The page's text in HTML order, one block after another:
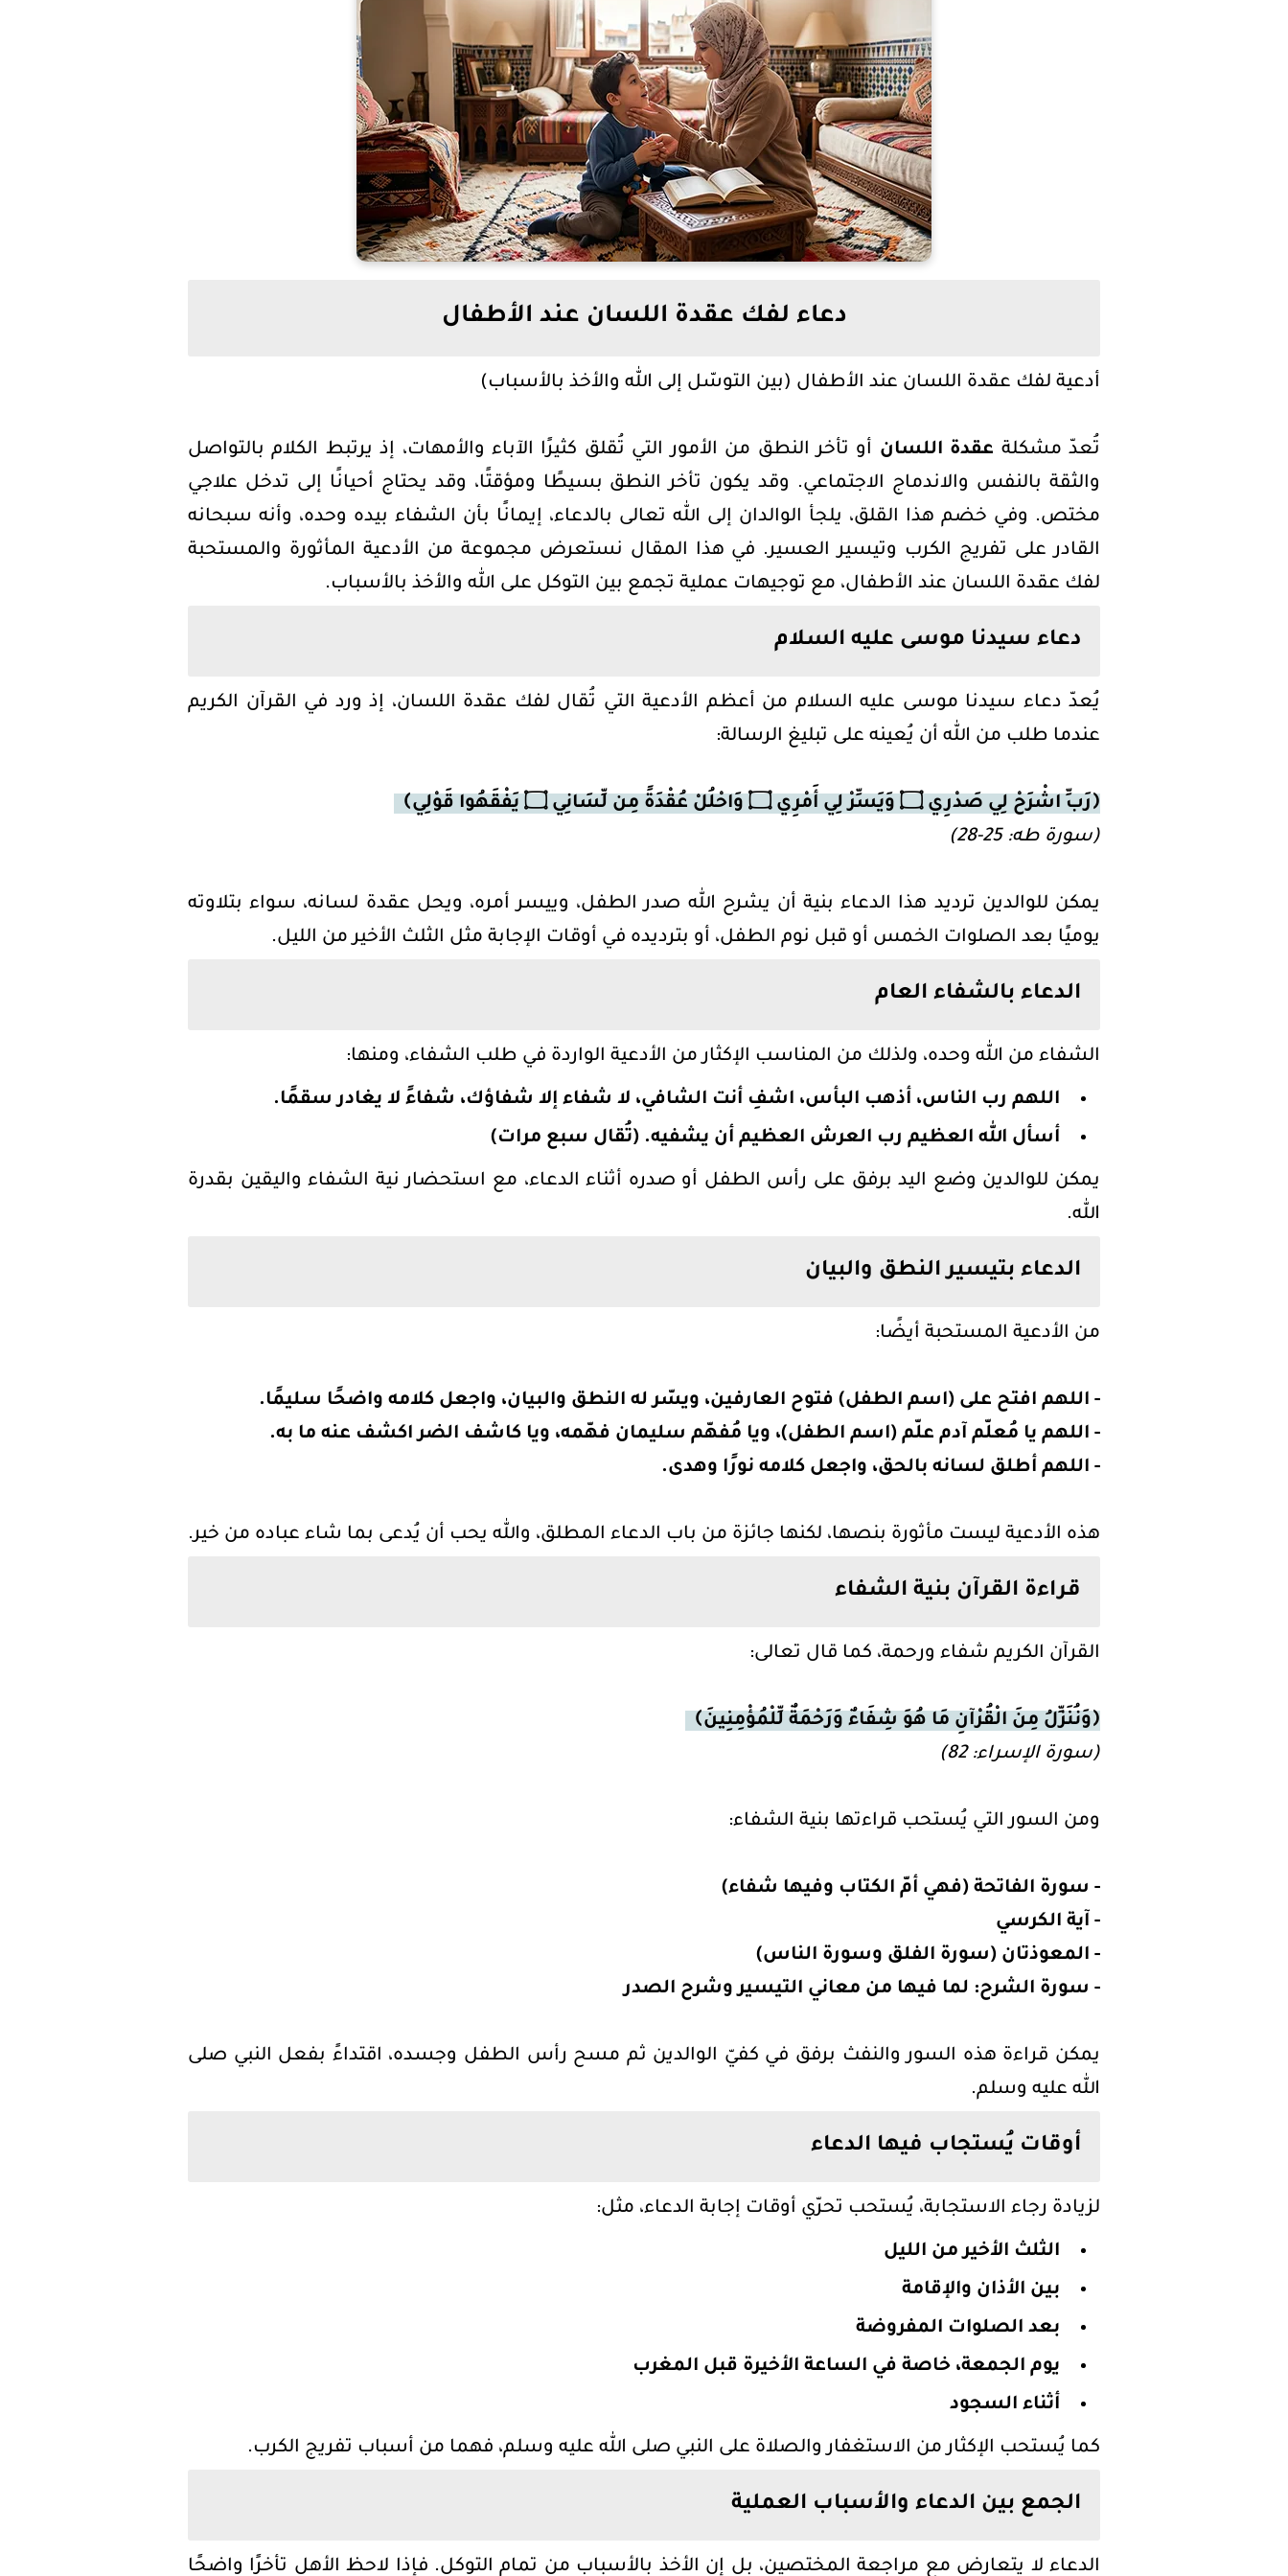
دعاء لفك عقدة اللسان عند الأطفال
أدعية لفك عقدة اللسان عند الأطفال (بين التوسّل إلى الله والأخذ بالأسباب)
تُعدّ مشكلة عقدة اللسان أو تأخر النطق من الأمور التي تُقلق كثيرًا الآباء والأمهات، إذ يرتبط الكلام بالتواصل
والثقة بالنفس والاندماج الاجتماعي. وقد يكون تأخر النطق بسيطًا ومؤقتًا، وقد يحتاج أحيانًا إلى تدخل علاجي
مختص. وفي خضم هذا القلق، يلجأ الوالدان إلى الله تعالى بالدعاء، إيمانًا بأن الشفاء بيده وحده، وأنه سبحانه
القادر على تفريج الكرب وتيسير العسير. في هذا المقال نستعرض مجموعة من الأدعية المأثورة والمستحبة
لفك عقدة اللسان عند الأطفال، مع توجيهات عملية تجمع بين التوكل على الله والأخذ بالأسباب.
دعاء سيدنا موسى عليه السلام
يُعدّ دعاء سيدنا موسى عليه السلام من أعظم الأدعية التي تُقال لفك عقدة اللسان، إذ ورد في القرآن الكريم
عندما طلب من الله أن يُعينه على تبليغ الرسالة:
﴿رَبِّ اشْرَحْ لِي صَدْرِي ۝ وَيَسِّرْ لِي أَمْرِي ۝ وَاحْلُلْ عُقْدَةً مِن لِّسَانِي ۝ يَفْقَهُوا قَوْلِي﴾
(سورة طه: 25-28)
يمكن للوالدين ترديد هذا الدعاء بنية أن يشرح الله صدر الطفل، وييسر أمره، ويحل عقدة لسانه، سواء بتلاوته
يوميًا بعد الصلوات الخمس أو قبل نوم الطفل، أو بترديده في أوقات الإجابة مثل الثلث الأخير من الليل.
الدعاء بالشفاء العام
الشفاء من الله وحده، ولذلك من المناسب الإكثار من الأدعية الواردة في طلب الشفاء، ومنها:
اللهم رب الناس، أذهب البأس، اشفِ أنت الشافي، لا شفاء إلا شفاؤك، شفاءً لا يغادر سقمًا.
أسأل الله العظيم رب العرش العظيم أن يشفيه. (تُقال سبع مرات)
يمكن للوالدين وضع اليد برفق على رأس الطفل أو صدره أثناء الدعاء، مع استحضار نية الشفاء واليقين بقدرة
الله.
الدعاء بتيسير النطق والبيان
من الأدعية المستحبة أيضًا:
- اللهم افتح على (اسم الطفل) فتوح العارفين، ويسّر له النطق والبيان، واجعل كلامه واضحًا سليمًا.
- اللهم يا مُعلّم آدم علّم (اسم الطفل)، ويا مُفهّم سليمان فهّمه، ويا كاشف الضر اكشف عنه ما به.
- اللهم أطلق لسانه بالحق، واجعل كلامه نورًا وهدى.
هذه الأدعية ليست مأثورة بنصها، لكنها جائزة من باب الدعاء المطلق، والله يحب أن يُدعى بما شاء عباده من خير.
قراءة القرآن بنية الشفاء
القرآن الكريم شفاء ورحمة، كما قال تعالى:
﴿وَنُنَزِّلُ مِنَ الْقُرْآنِ مَا هُوَ شِفَاءٌ وَرَحْمَةٌ لِّلْمُؤْمِنِينَ﴾
(سورة الإسراء: 82)
ومن السور التي يُستحب قراءتها بنية الشفاء:
- سورة الفاتحة (فهي أمّ الكتاب وفيها شفاء)
- آية الكرسي
- المعوذتان (سورة الفلق وسورة الناس)
- سورة الشرح: لما فيها من معاني التيسير وشرح الصدر
يمكن قراءة هذه السور والنفث برفق في كفيّ الوالدين ثم مسح رأس الطفل وجسده، اقتداءً بفعل النبي صلى
الله عليه وسلم.
أوقات يُستجاب فيها الدعاء
لزيادة رجاء الاستجابة، يُستحب تحرّي أوقات إجابة الدعاء، مثل:
الثلث الأخير من الليل
بين الأذان والإقامة
بعد الصلوات المفروضة
يوم الجمعة، خاصة في الساعة الأخيرة قبل المغرب
أثناء السجود
كما يُستحب الإكثار من الاستغفار والصلاة على النبي صلى الله عليه وسلم، فهما من أسباب تفريج الكرب.
الجمع بين الدعاء والأسباب العملية
الدعاء لا يتعارض مع مراجعة المختصين، بل إن الأخذ بالأسباب من تمام التوكل. فإذا لاحظ الأهل تأخرًا واضحًا